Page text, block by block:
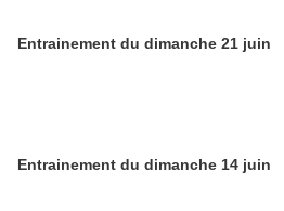
Entrainement du dimanche 21 juin
Entrainement du dimanche 14 juin